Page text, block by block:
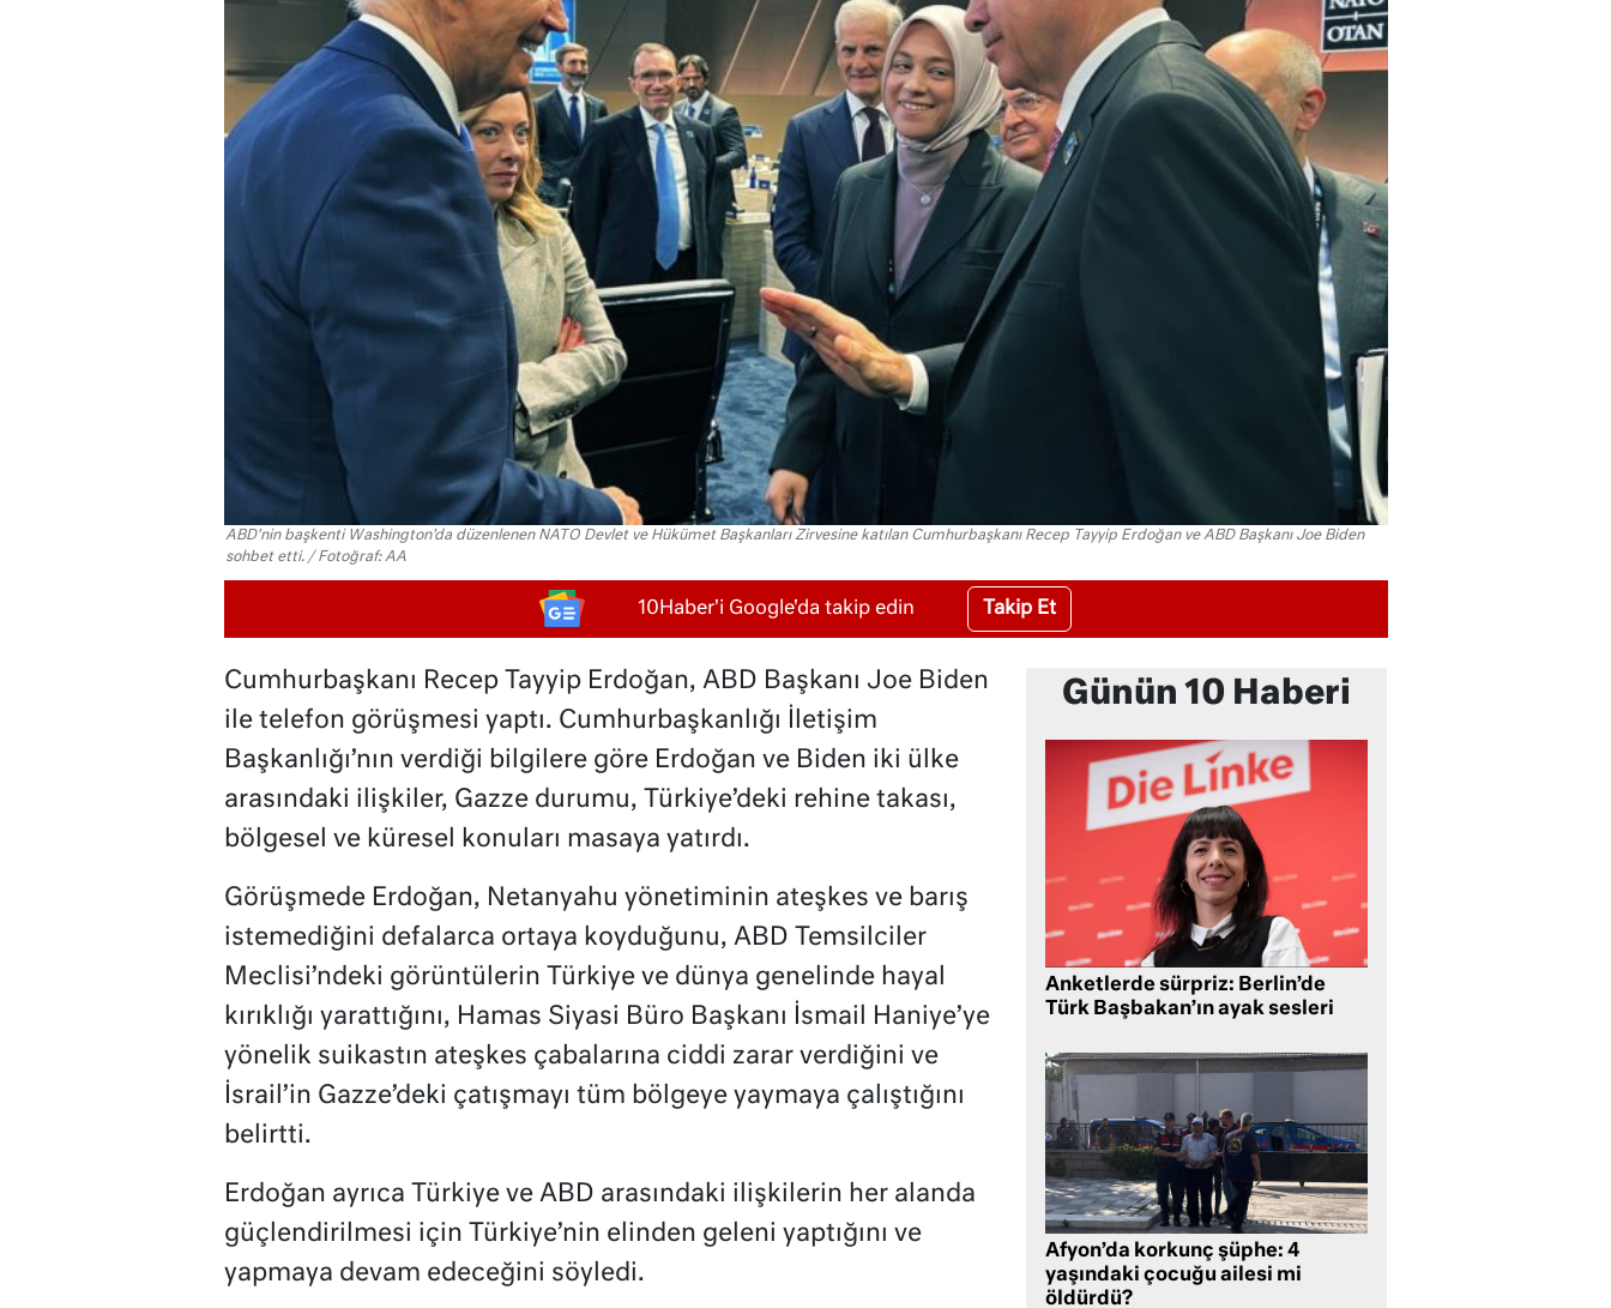
ABD'nin başkenti Washington'da düzenlenen NATO Devlet ve Hükümet Başkanları Zirvesine katılan Cumhurbaşkanı Recep Tayyip Erdoğan ve ABD Başkanı Joe Biden
sohbet etti. / Fotoğraf: AA
10Haber'i Google'da takip edin Takip Et
Cumhurbaşkanı Recep Tayyip Erdoğan, ABD Başkanı Joe Biden
ile telefon görüşmesi yaptı. Cumhurbaşkanlığı İletişim
Başkanlığı’nın verdiği bilgilere göre Erdoğan ve Biden iki ülke
arasındaki ilişkiler, Gazze durumu, Türkiye’deki rehine takası,
bölgesel ve küresel konuları masaya yatırdı.
Görüşmede Erdoğan, Netanyahu yönetiminin ateşkes ve barış
istemediğini defalarca ortaya koyduğunu, ABD Temsilciler
Meclisi’ndeki görüntülerin Türkiye ve dünya genelinde hayal
kırıklığı yarattığını, Hamas Siyasi Büro Başkanı İsmail Haniye’ye
yönelik suikastın ateşkes çabalarına ciddi zarar verdiğini ve
İsrail’in Gazze’deki çatışmayı tüm bölgeye yaymaya çalıştığını
belirtti.
Erdoğan ayrıca Türkiye ve ABD arasındaki ilişkilerin her alanda
güçlendirilmesi için Türkiye’nin elinden geleni yaptığını ve
yapmaya devam edeceğini söyledi.
Günün 10 Haberi
Anketlerde sürpriz: Berlin’de
Türk Başbakan’ın ayak sesleri
Afyon’da korkunç şüphe: 4
yaşındaki çocuğu ailesi mi
öldürdü?